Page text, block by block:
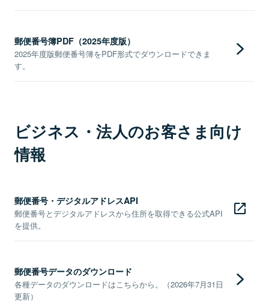
郵便番号簿PDF（2025年度版）
2025年度版郵便番号簿をPDF形式でダウンロードできま
す。
ビジネス・法人のお客さま向け
情報
郵便番号・デジタルアドレスAPI
郵便番号とデジタルアドレスから住所を取得できる公式API
を提供。
郵便番号データのダウンロード
各種データのダウンロードはこちらから。（2026年7月31日
更新）